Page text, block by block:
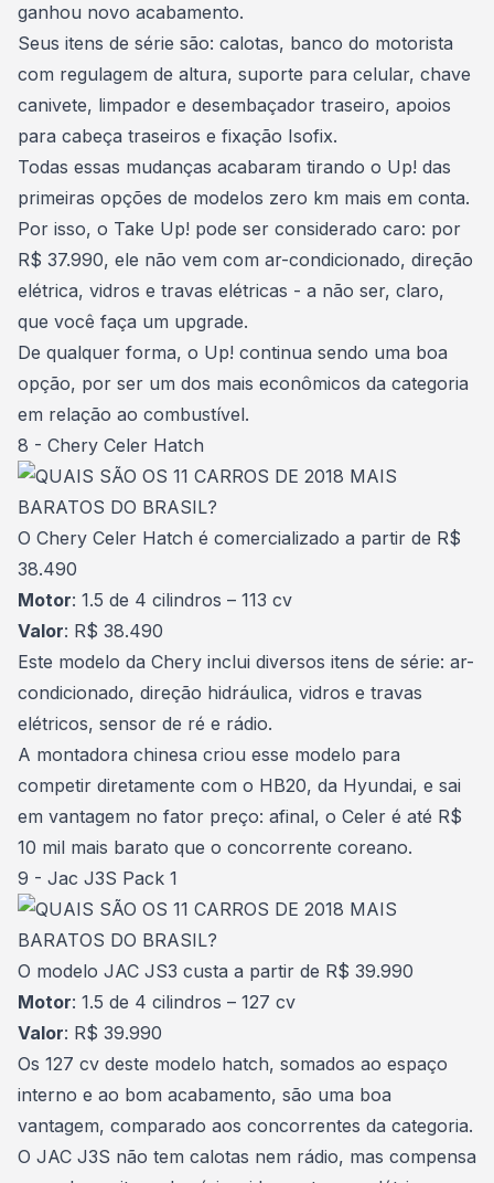
ganhou novo acabamento.
Seus itens de série são: calotas, banco do motorista
com regulagem de altura, suporte para celular, chave
canivete, limpador e desembaçador traseiro, apoios
para cabeça traseiros e fixação Isofix.
Todas essas mudanças acabaram tirando o Up! das
primeiras opções de modelos zero km mais em conta.
Por isso, o Take Up! pode ser considerado caro: por
R$ 37.990, ele não vem com ar-condicionado, direção
elétrica, vidros e travas elétricas - a não ser, claro,
que você faça um upgrade.
De qualquer forma, o Up! continua sendo uma boa
opção, por ser um dos mais econômicos da categoria
em relação ao combustível.
8 - Chery Celer Hatch
O Chery Celer Hatch é comercializado a partir de R$
38.490
Motor: 1.5 de 4 cilindros – 113 cv
Valor: R$ 38.490
Este modelo da Chery inclui diversos itens de série: ar-
condicionado, direção hidráulica, vidros e travas
elétricos, sensor de ré e rádio.
A montadora chinesa criou esse modelo para
competir diretamente com o HB20, da Hyundai, e sai
em vantagem no fator preço: afinal, o Celer é até R$
10 mil mais barato que o concorrente coreano.
9 - Jac J3S Pack 1
O modelo JAC JS3 custa a partir de R$ 39.990
Motor: 1.5 de 4 cilindros – 127 cv
Valor: R$ 39.990
Os 127 cv deste modelo hatch, somados ao espaço
interno e ao bom acabamento, são uma boa
vantagem, comparado aos concorrentes da categoria.
O JAC J3S não tem calotas nem rádio, mas compensa